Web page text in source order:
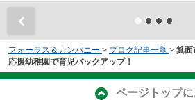
フォーラス＆カンパニー > ブログ記事一覧 > 箕面
応援幼稚園で育児バックアップ！
ページトップ